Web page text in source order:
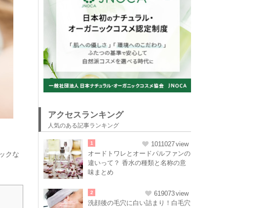
クな
アクセスランキング
人気のある記事ランキング
1
1011027
オードトワレとオードパルファンの
違いって？ 香水の種類と名称の意
味まとめ
2
619073
洗顔後の毛穴に白い詰まり！白毛穴